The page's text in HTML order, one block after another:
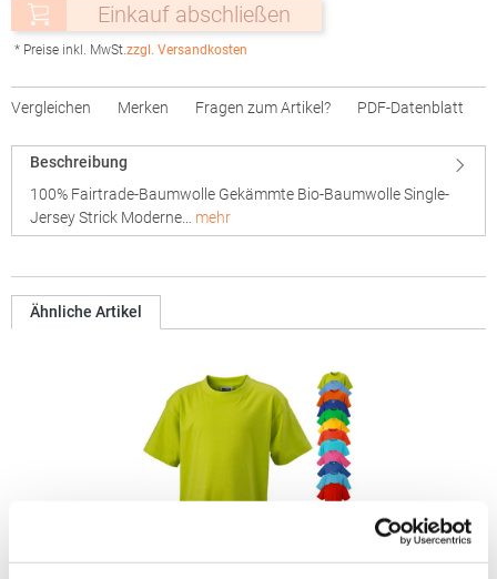
Einkauf abschließen
* Preise inkl. MwSt.zzgl. Versandkosten
Vergleichen Merken Fragen zum Artikel? PDF-Datenblatt
Beschreibung
100% Fairtrade-Baumwolle Gekämmte Bio-Baumwolle Single-
Jersey Strick Moderne… mehr
Ähnliche Artikel